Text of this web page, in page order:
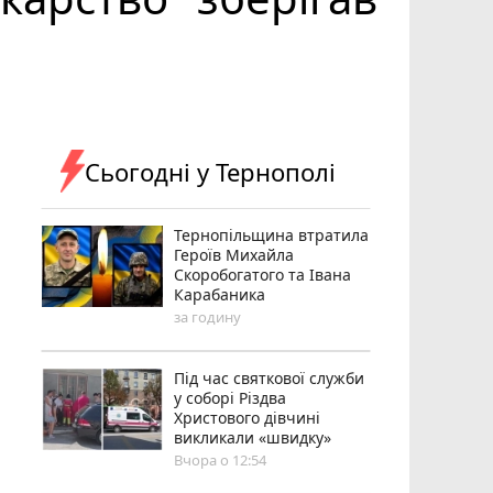
Сьогодні у Тернополі
Тернопільщина втратила
Героїв Михайла
Скоробогатого та Івана
Карабаника
за годину
Під час святкової служби
у соборі Різдва
Христового дівчині
викликали «швидку»
Вчора о 12:54